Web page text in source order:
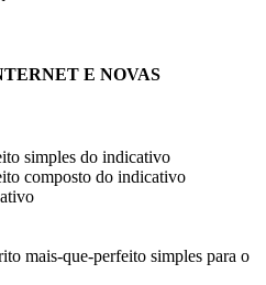
E NOVAS
simples do indicativo
composto do indicativo
mais-que-perfeito simples para o